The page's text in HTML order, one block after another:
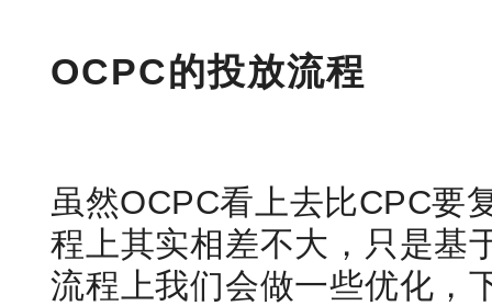
OCPC的投放流程
虽然OCPC看上去比CPC要
程上其实相差不大，只是基
流程上我们会做一些优化，